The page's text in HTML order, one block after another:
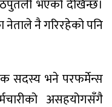
भएको देखिन्छ।
नै गरिरहेको पनि
सदस्य भने परफर्मेन्स
असहयोगसँगै